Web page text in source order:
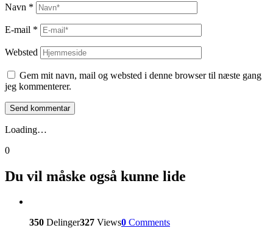
Navn *
E-mail *
Websted
Gem mit navn, mail og websted i denne browser til næste gang
jeg kommenterer.
Loading…
0
Du vil måske også kunne lide
350 Delinger327 Views0 Comments